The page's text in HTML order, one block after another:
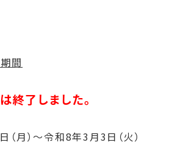
間
了しました。
月）～令和8年3月3日（火）